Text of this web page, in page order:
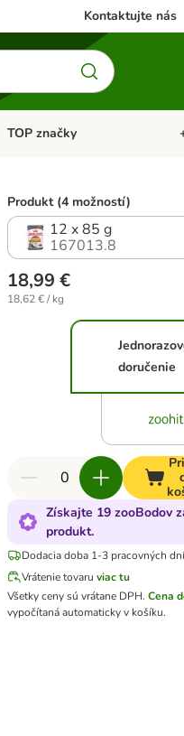
Kontaktujte nás
Otvoriť menu: Kone
TOP značky
Produkt (4 možností)
12 x 85 g
167013.8
18,99 €
18,62 € / kg
doručenie
Získajte 19 zooBodov
produkt.
Dodacia doba 1-3 pracovných dní
Vrátenie tovaru viac tu
Všetky ceny sú vrátane DPH.Cena
vypočítaná automaticky v košíku.